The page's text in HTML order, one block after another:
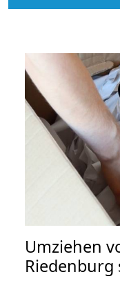
Umziehen
Riedenburg